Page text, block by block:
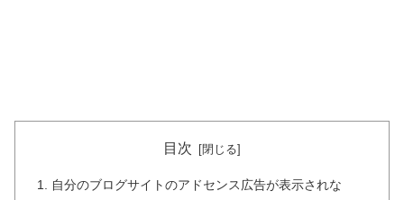
目次
自分のブログサイトのアドセンス広告が表示されな